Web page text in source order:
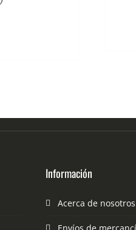
Información
Acerca de nosotros
Envíos de